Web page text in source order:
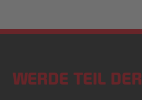
WERDE TEIL DER